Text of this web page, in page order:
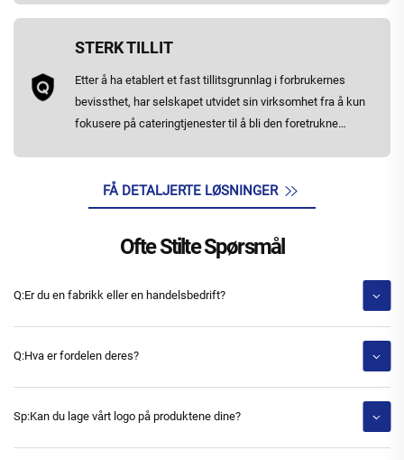
STERK TILLIT
Etter å ha etablert et fast tillitsgrunnlag i forbrukernes
bevissthet, har selskapet utvidet sin virksomhet fra å kun
fokusere på cateringtjenester til å bli den foretrukne
familie og store selskaper over hele landet
FÅ DETALJERTE LØSNINGER
Ofte Stilte Spørsmål
Q:Er du en fabrikk eller en handelsbedrift?
Q:Hva er fordelen deres?
Sp:Kan du lage vårt logo på produktene dine?